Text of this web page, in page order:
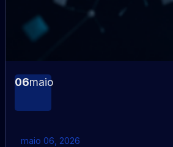
06maio
maio 06, 2026